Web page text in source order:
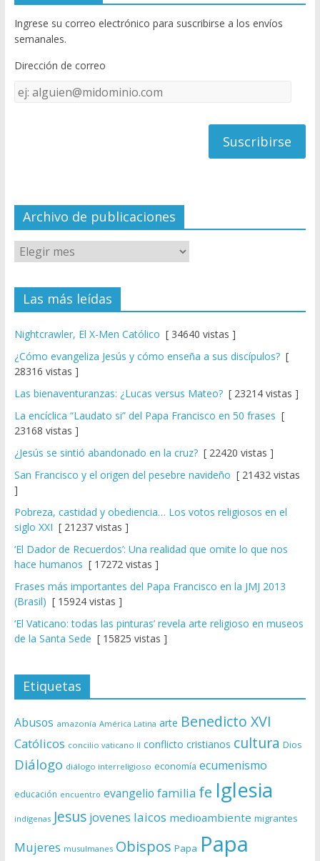
b
o
o
k
er T
u
e
C
el
Ingrese su correo electrónico para suscribirse a los envíos
semanales.
Dirección de correo
Dirección
de
Archivo de publicaciones
Las más leídas
Nightcrawler, El X-Men Católico [ 34640 vistas ]
¿Cómo evangeliza Jesús y cómo enseña a sus discípulos?[
28316 vistas ]
Las bienaventuranzas: ¿Lucas versus Mateo?[ 23214 vistas ]
La encíclica “Laudato si” del Papa Francisco en 50 frases [
23168 vistas ]
¿Jesús se sintió abandonado en la cruz?[ 22420 vistas ]
San Francisco y el origen del pesebre navideño [ 21432 vistas
]
Pobreza, castidad y obediencia… Los votos religiosos en el
siglo XXI [ 21237 vistas ]
‘El Dador de Recuerdos’: Una realidad que omite lo que nos
hace humanos [ 17272 vistas ]
Frases más importantes del Papa Francisco en la JMJ 2013
(Brasil) [ 15924 vistas ]
‘El Vaticano: todas las pinturas’ revela arte religioso en museos
de la Santa Sede [ 15825 vistas ]
Etiquetas
Abusos amazonía América Latina arte Benedicto XVI
Católicos concilio vaticano II conflicto cristianos cultura Dios
Diálogo diálogo interreligioso economía ecumenismo
educación encuentro evangelio familia fe Iglesia
indígenas Jesus jovenes laicos medioambiente migrantes
Mujeres musulmanes Obispos Papa Papa